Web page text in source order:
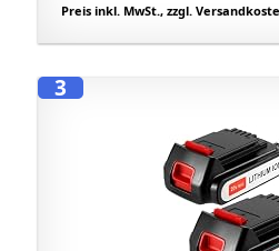
Preis inkl. MwSt., zzgl.
3